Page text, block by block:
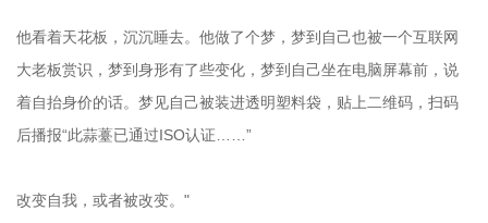
他看着天花板，沉沉睡去。他做了个梦，梦到自己也被一个互联网
大老板赏识，梦到身形有了些变化，梦到自己坐在电脑屏幕前，说
着自抬身价的话。梦见自己被装进透明塑料袋，贴上二维码，扫码
后播报“此蒜薹已通过ISO认证……”
改变自我，或者被改变。"